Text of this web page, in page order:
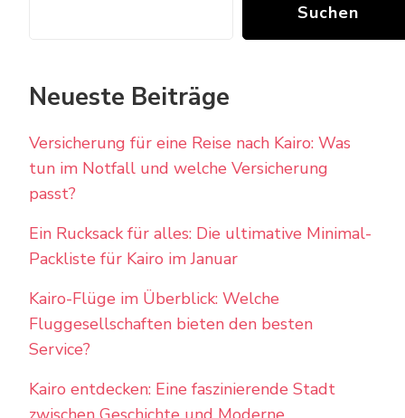
Suchen
Neueste Beiträge
Versicherung für eine Reise nach Kairo: Was
tun im Notfall und welche Versicherung
passt?
Ein Rucksack für alles: Die ultimative Minimal-
Packliste für Kairo im Januar
Kairo-Flüge im Überblick: Welche
Fluggesellschaften bieten den besten
Service?
Kairo entdecken: Eine faszinierende Stadt